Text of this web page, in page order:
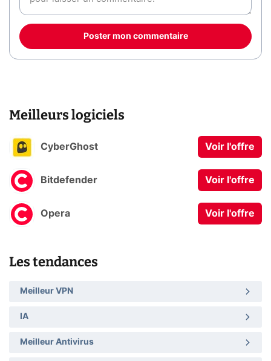
Poster mon commentaire
Meilleurs logiciels
CyberGhost Voir l'offre
Bitdefender Voir l'offre
Opera Voir l'offre
Les tendances
Meilleur VPN
IA
Meilleur Antivirus